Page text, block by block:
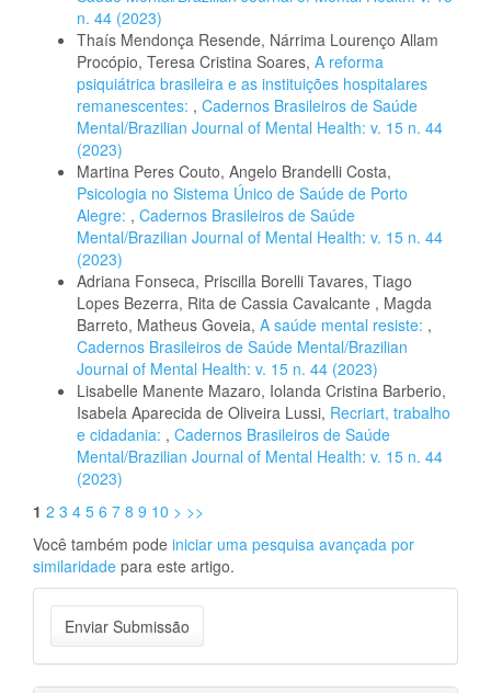
n. 44 (2023)
Thaís Mendonça Resende, Nárrima Lourenço Allam
Procópio, Teresa Cristina Soares, A reforma
psiquiátrica brasileira e as instituições hospitalares
remanescentes: , Cadernos Brasileiros de Saúde
Mental/Brazilian Journal of Mental Health: v. 15 n. 44
(2023)
Martina Peres Couto, Angelo Brandelli Costa,
Psicologia no Sistema Único de Saúde de Porto
Alegre: , Cadernos Brasileiros de Saúde
Mental/Brazilian Journal of Mental Health: v. 15 n. 44
(2023)
Adriana Fonseca, Priscilla Borelli Tavares, Tiago
Lopes Bezerra, Rita de Cassia Cavalcante , Magda
Barreto, Matheus Goveia, A saúde mental resiste: ,
Cadernos Brasileiros de Saúde Mental/Brazilian
Journal of Mental Health: v. 15 n. 44 (2023)
Lisabelle Manente Mazaro, Iolanda Cristina Barberio,
Isabela Aparecida de Oliveira Lussi, Recriart, trabalho
e cidadania: , Cadernos Brasileiros de Saúde
Mental/Brazilian Journal of Mental Health: v. 15 n. 44
(2023)
1 2 3 4 5 6 7 8 9 10 > >>
Você também pode iniciar uma pesquisa avançada por
similaridade para este artigo.
Enviar
Submissão
Enviar Submissão